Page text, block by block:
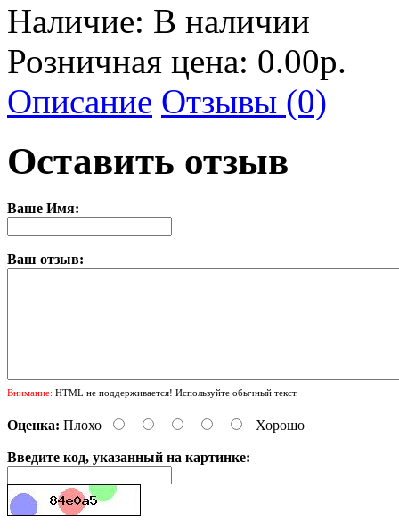
Наличие: В наличии
Розничная цена: 0.00р.
Описание Отзывы (0)
Оставить отзыв
Ваше Имя:
Ваш отзыв:
Внимание: HTML не поддерживается! Используйте обычный текст.
Оценка: Плохо Хорошо
Введите код, указанный на картинке: